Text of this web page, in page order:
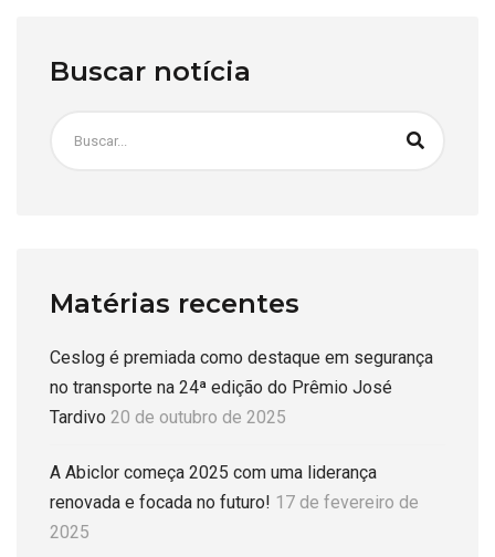
Buscar notícia
Matérias recentes
Ceslog é premiada como destaque em segurança
no transporte na 24ª edição do Prêmio José
Tardivo 20 de outubro de 2025
A Abiclor começa 2025 com uma liderança
renovada e focada no futuro! 17 de fevereiro de
2025